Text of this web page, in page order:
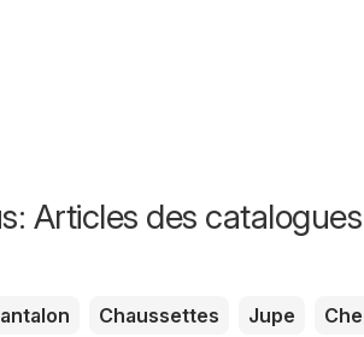
Articles des catalogues
Chaussettes Jupe